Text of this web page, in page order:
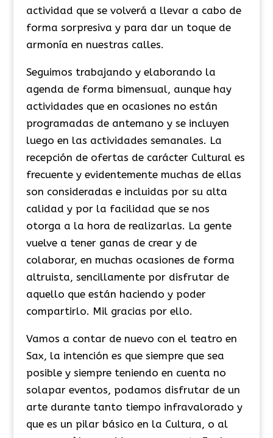
actividad que se volverá a llevar a cabo de
forma sorpresiva y para dar un toque de
armonía en nuestras calles.
Seguimos trabajando y elaborando la
agenda de forma bimensual, aunque hay
actividades que en ocasiones no están
programadas de antemano y se incluyen
luego en las actividades semanales. La
recepción de ofertas de carácter Cultural es
frecuente y evidentemente muchas de ellas
son consideradas e incluidas por su alta
calidad y por la facilidad que se nos
otorga a la hora de realizarlas. La gente
vuelve a tener ganas de crear y de
colaborar, en muchas ocasiones de forma
altruista, sencillamente por disfrutar de
aquello que están haciendo y poder
compartirlo. Mil gracias por ello.
Vamos a contar de nuevo con el teatro en
Sax, la intención es que siempre que sea
posible y siempre teniendo en cuenta no
solapar eventos, podamos disfrutar de un
arte durante tanto tiempo infravalorado y
que es un pilar básico en la Cultura, o al